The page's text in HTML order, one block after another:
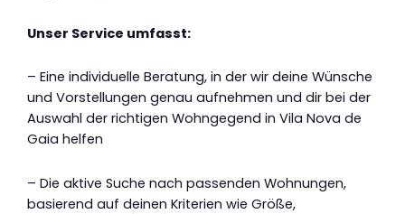
Unser Service umfasst:
– Eine individuelle Beratung, in der wir deine Wünsche
und Vorstellungen genau aufnehmen und dir bei der
Auswahl der richtigen Wohngegend in Vila Nova de
Gaia helfen
– Die aktive Suche nach passenden Wohnungen,
basierend auf deinen Kriterien wie Größe,